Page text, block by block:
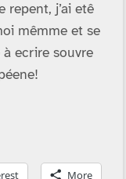
repent, j’ai etê
mêmme et se
ecrire souvre
More